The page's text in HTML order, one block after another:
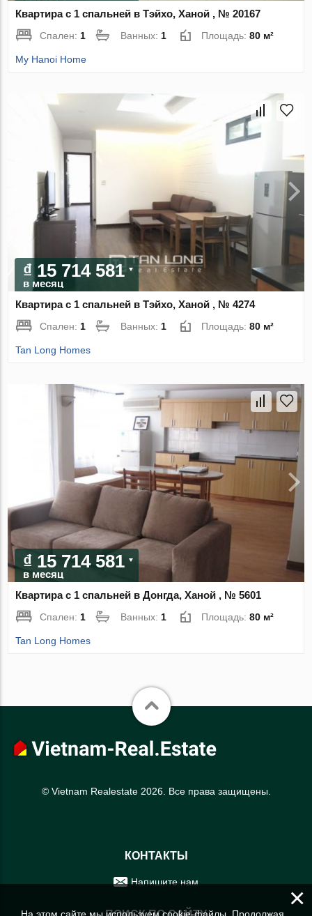
Квартира с 1 спальней в Тэйхо, Ханой , № 20167
Спален: 1 Ванных: 1 Площадь:80 м²
My Hanoi Home
₫ 15 714 581
в месяц
Квартира с 1 спальней в Тэйхо, Ханой , № 4274
Спален: 1 Ванных: 1 Площадь:80 м²
Tan Long Homes
₫ 15 714 581
в месяц
Квартира с 1 спальней в Донгда, Ханой , № 5601
Спален: 1 Ванных: 1 Площадь:80 м²
Tan Long Homes
© Vietnam Realestate 2026. Все права защищены.
КОНТАКТЫ
Напишите нам
×